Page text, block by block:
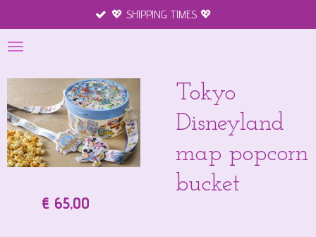
direct
naar
hoofdinhoud
💖 SHIPPING TIMES 💖
Tokyo
Disneyland
map popcorn
bucket
€ 65,00